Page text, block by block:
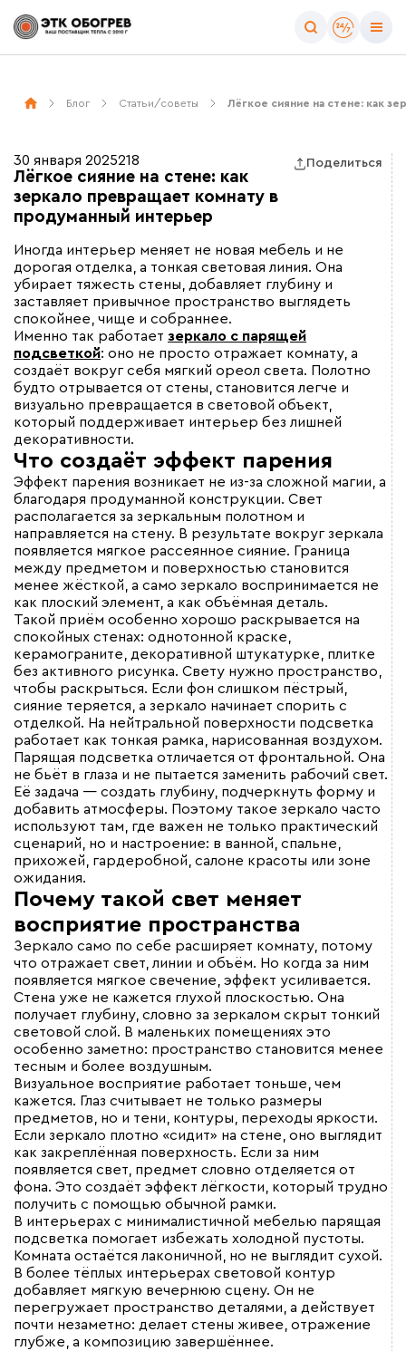
Блог Статьи/советы Лёгкое сияние на стене: как
Поделиться
30 января 2025218
Лёгкое сияние на стене: как
зеркало превращает комнату в
продуманный интерьер
Иногда интерьер меняет не новая мебель и не
дорогая отделка, а тонкая световая линия. Она
убирает тяжесть стены, добавляет глубину и
заставляет привычное пространство выглядеть
спокойнее, чище и собраннее.
Именно так работает зеркало с парящей
подсветкой: оно не просто отражает комнату, а
создаёт вокруг себя мягкий ореол света. Полотно
будто отрывается от стены, становится легче и
визуально превращается в световой объект,
который поддерживает интерьер без лишней
декоративности.
Что создаёт эффект парения
Эффект парения возникает не из-за сложной магии, а
благодаря продуманной конструкции. Свет
располагается за зеркальным полотном и
направляется на стену. В результате вокруг зеркала
появляется мягкое рассеянное сияние. Граница
между предметом и поверхностью становится
менее жёсткой, а само зеркало воспринимается не
как плоский элемент, а как объёмная деталь.
Такой приём особенно хорошо раскрывается на
спокойных стенах: однотонной краске,
керамограните, декоративной штукатурке, плитке
без активного рисунка. Свету нужно пространство,
чтобы раскрыться. Если фон слишком пёстрый,
сияние теряется, а зеркало начинает спорить с
отделкой. На нейтральной поверхности подсветка
работает как тонкая рамка, нарисованная воздухом.
Парящая подсветка отличается от фронтальной. Она
не бьёт в глаза и не пытается заменить рабочий свет.
Её задача — создать глубину, подчеркнуть форму и
добавить атмосферы. Поэтому такое зеркало часто
используют там, где важен не только практический
сценарий, но и настроение: в ванной, спальне,
прихожей, гардеробной, салоне красоты или зоне
ожидания.
Почему такой свет меняет
восприятие пространства
Зеркало само по себе расширяет комнату, потому
что отражает свет, линии и объём. Но когда за ним
появляется мягкое свечение, эффект усиливается.
Стена уже не кажется глухой плоскостью. Она
получает глубину, словно за зеркалом скрыт тонкий
световой слой. В маленьких помещениях это
особенно заметно: пространство становится менее
тесным и более воздушным.
Визуальное восприятие работает тоньше, чем
кажется. Глаз считывает не только размеры
предметов, но и тени, контуры, переходы яркости.
Если зеркало плотно «сидит» на стене, оно выглядит
как закреплённая поверхность. Если за ним
появляется свет, предмет словно отделяется от
фона. Это создаёт эффект лёгкости, который трудно
получить с помощью обычной рамки.
В интерьерах с минималистичной мебелью парящая
подсветка помогает избежать холодной пустоты.
Комната остаётся лаконичной, но не выглядит сухой.
В более тёплых интерьерах световой контур
добавляет мягкую вечернюю сцену. Он не
перегружает пространство деталями, а действует
почти незаметно: делает стены живее, отражение
глубже, а композицию завершённее.